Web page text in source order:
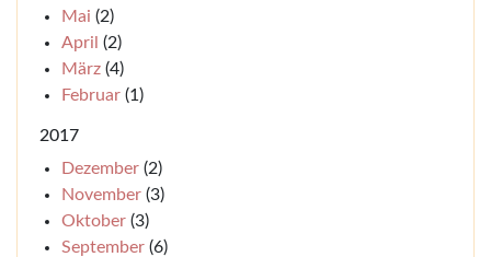
Mai (2)
April (2)
März (4)
Februar (1)
2017
Dezember (2)
November (3)
Oktober (3)
September (6)